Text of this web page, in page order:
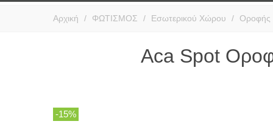
Αρχική / ΦΩΤΙΣΜΟΣ / Εσωτερικού Χώρου / Οροφής
Aca Spot
-15%